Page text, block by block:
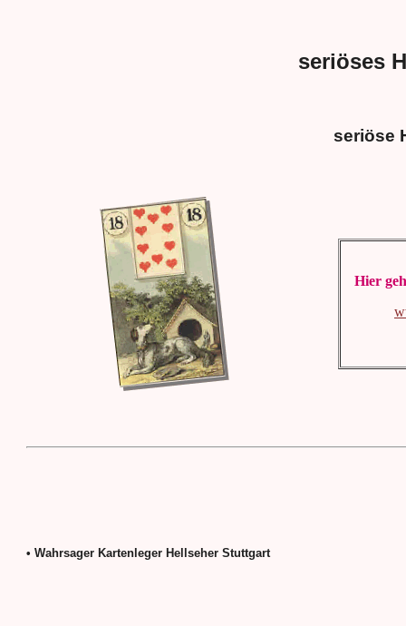
seriöses
seriöse
Hier
• Wahrsager Kartenleger Hellseher Stuttgart